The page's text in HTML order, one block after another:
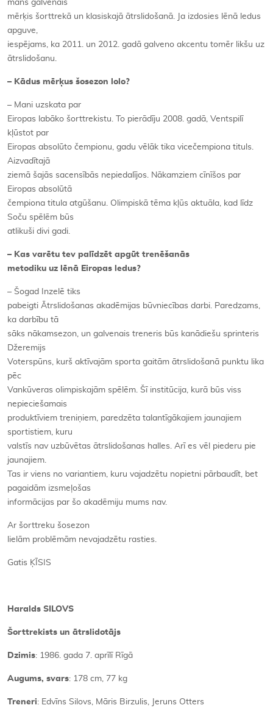
mans galvenais
mērķis šorttrekā un klasiskajā ātrslidošanā. Ja izdosies lēnā ledus
apguve,
iespējams, ka 2011. un 2012. gadā galveno akcentu tomēr likšu uz
ātrslidošanu.
– Kādus mērķus šosezon lolo?
– Mani uzskata par
Eiropas labāko šorttrekistu. To pierādīju 2008. gadā, Ventspilī
kļūstot par
Eiropas absolūto čempionu, gadu vēlāk tika vicečempiona tituls.
Aizvadītajā
ziemā šajās sacensībās nepiedalījos. Nākamziem cīnīšos par
Eiropas absolūtā
čempiona titula atgūšanu. Olimpiskā tēma kļūs aktuāla, kad līdz
Soču spēlēm būs
atlikuši divi gadi.
– Kas varētu tev palīdzēt apgūt trenēšanās
metodiku uz lēnā Eiropas ledus?
– Šogad Inzelē tiks
pabeigti Ātrslidošanas akadēmijas būvniecības darbi. Paredzams,
ka darbību tā
sāks nākamsezon, un galvenais treneris būs kanādiešu sprinteris
Džeremijs
Voterspūns, kurš aktīvajām sporta gaitām ātrslidošanā punktu lika
pēc
Vankūveras olimpiskajām spēlēm. Šī institūcija, kurā būs viss
nepieciešamais
produktīviem treniņiem, paredzēta talantīgākajiem jaunajiem
sportistiem, kuru
valstīs nav uzbūvētas ātrslidošanas halles. Arī es vēl piederu pie
jaunajiem.
Tas ir viens no variantiem, kuru vajadzētu nopietni pārbaudīt, bet
pagaidām izsmeļošas
informācijas par šo akadēmiju mums nav.
Ar šorttreku šosezon
lielām problēmām nevajadzētu rasties.
Gatis ĶĪSIS
Haralds SILOVS
Šorttrekists un ātrslidotājs
Dzimis: 1986. gada 7. aprīlī Rīgā
Augums, svars: 178 cm, 77 kg
Treneri: Edvīns Silovs, Māris Birzulis, Jeruns Otters